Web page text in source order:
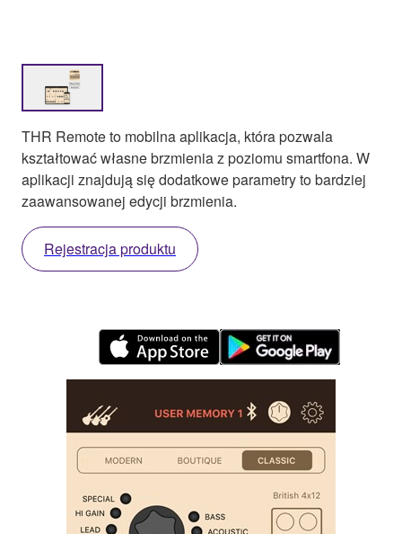
THR Remote to mobilna aplikacja, która pozwala
kształtować własne brzmienia z poziomu smartfona. W
aplikacji znajdują się dodatkowe parametry to bardziej
zaawansowanej edycji brzmienia.
Rejestracja produktu